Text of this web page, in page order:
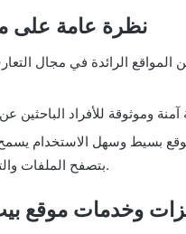
نظرة عامة على
المواقع الرائدة في مجال
بسيط وسهل الاستخدام
بتصفح الملفات والتواصل بسهولة.
وخدمات موقع